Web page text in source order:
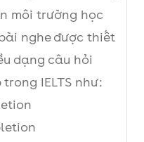
cho Writing Task 2
dạng câu hỏi về
văn hóa, nghệ
thuật, tài trợ công
và giá trị của sáng
tạo.
môi trường học
nghe được thiết
dạng câu hỏi
IELTS như: